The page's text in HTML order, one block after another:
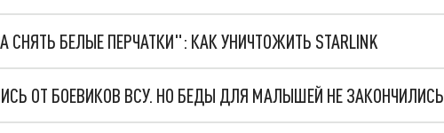
СНЯТЬ БЕЛЫЕ ПЕРЧАТКИ": КАК УНИЧТОЖИТЬ STARLINK
ОТ БОЕВИКОВ ВСУ. НО БЕДЫ ДЛЯ МАЛЫШЕЙ НЕ ЗАКОНЧИЛИСЬ